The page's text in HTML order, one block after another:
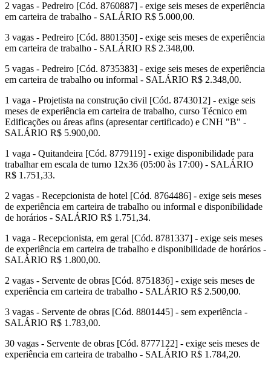
2 vagas - Pedreiro [Cód. 8760887] - exige seis meses de experiência
em carteira de trabalho - SALÁRIO R$ 5.000,00.
3 vagas - Pedreiro [Cód. 8801350] - exige seis meses de experiência
em carteira de trabalho - SALÁRIO R$ 2.348,00.
5 vagas - Pedreiro [Cód. 8735383] - exige seis meses de experiência
em carteira de trabalho ou informal - SALÁRIO R$ 2.348,00.
1 vaga - Projetista na construção civil [Cód. 8743012] - exige seis
meses de experiência em carteira de trabalho, curso Técnico em
Edificações ou áreas afins (apresentar certificado) e CNH "B" -
SALÁRIO R$ 5.900,00.
1 vaga - Quitandeira [Cód. 8779119] - exige disponibilidade para
trabalhar em escala de turno 12x36 (05:00 às 17:00) - SALÁRIO
R$ 1.751,33.
2 vagas - Recepcionista de hotel [Cód. 8764486] - exige seis meses
de experiência em carteira de trabalho ou informal e disponibilidade
de horários - SALÁRIO R$ 1.751,34.
1 vaga - Recepcionista, em geral [Cód. 8781337] - exige seis meses
de experiência em carteira de trabalho e disponibilidade de horários -
SALÁRIO R$ 1.800,00.
2 vagas - Servente de obras [Cód. 8751836] - exige seis meses de
experiência em carteira de trabalho - SALÁRIO R$ 2.500,00.
3 vagas - Servente de obras [Cód. 8801445] - sem experiência -
SALÁRIO R$ 1.783,00.
30 vagas - Servente de obras [Cód. 8777122] - exige seis meses de
experiência em carteira de trabalho - SALÁRIO R$ 1.784,20.